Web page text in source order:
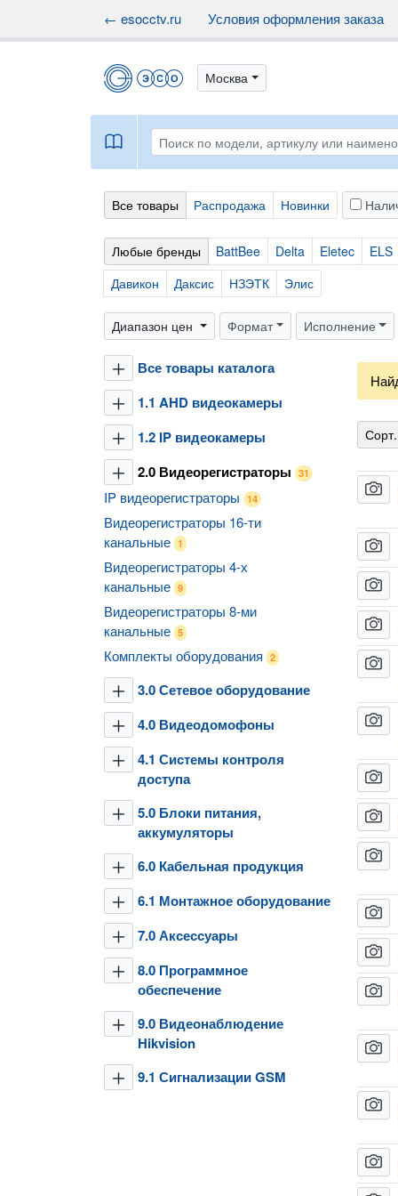
← esocctv.ru Условия оформления заказа
Москва
book
Все товары Распродажа Новинки
Любые бренды BattBee Delta Eletec ELS
Давикон
Даксис НЗЭТК Элис
Диапазон цен Формат Исполнение
plus Все товары каталога
plus 1.1 AHD видеокамеры
plus 1.2 IP видеокамеры
plus 2.0 Видеорегистраторы 31
IP видеорегистраторы 14
Видеорегистраторы 16-ти
канальные 1
Видеорегистраторы 4-х
канальные 9
Видеорегистраторы 8-ми
канальные 5
Комплекты оборудования 2
plus 3.0 Сетевое оборудование
plus 4.0 Видеодомофоны
plus
4.1 Системы контроля
доступа
plus
5.0 Блоки питания,
аккумуляторы
plus 6.0 Кабельная продукция
plus 6.1 Монтажное оборудование
plus 7.0 Аксессуары
plus
8.0 Программное
обеспечение
plus
9.0 Видеонаблюдение
Hikvision
plus 9.1 Сигнализации GSM
camera
camera
camera
camera
camera
camera
camera
camera
camera
camera
camera
camera
camera
camera
camera